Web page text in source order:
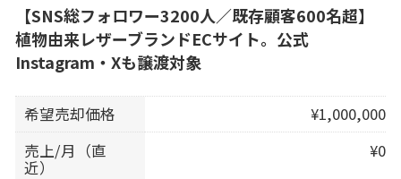
【SNS総フォロワー3200人／既存顧客600名超】
植物由来レザーブランドECサイト。公式
Instagram・Xも譲渡対象
希望売却価格
¥1,000,000
売上/月（直
近）
¥0